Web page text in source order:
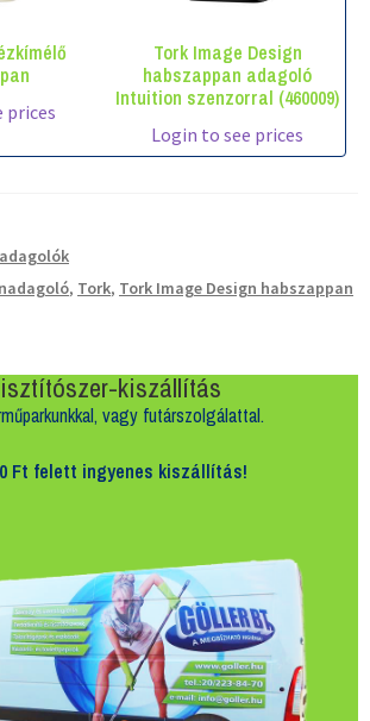
prices
Tork Image Design
habszappan adagoló
Intuition szenzorral (460009)
Login to see prices
, Tork, Tork Image Design habszappan
kiszállítás
vagy futárszolgálattal.
Ft felett ingyenes kiszállítás!